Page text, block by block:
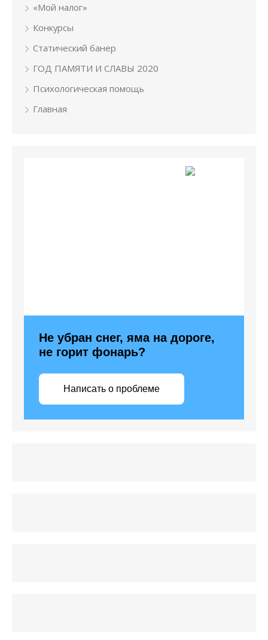
«Мой налог»
Конкурсы
Статический банер
ГОД ПАМЯТИ И СЛАВЫ 2020
Психологическая помощь
Главная
Не убран снег, яма на дороге,
не горит фонарь?
Написать о проблеме